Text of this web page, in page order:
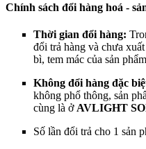
Chính sách đổi hàng hoá -
Thời gian đổi hàng:
đổi trả hàng và chưa
bì, tem mác của sản
Không đổi hàng đặc
không phổ thông, sản
cùng là ở AVLIGHT
Số lần đổi trả cho 1 sản